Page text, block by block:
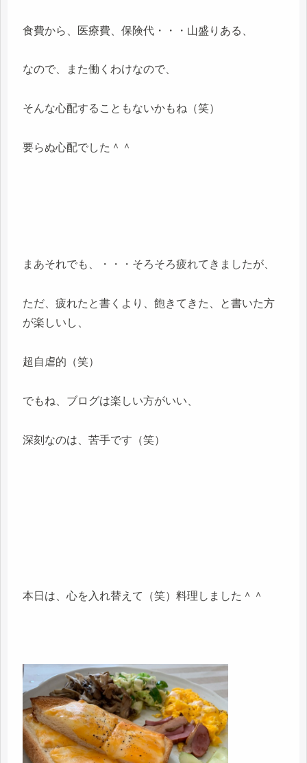
食費から、医療費、保険代・・・山盛りある、
なので、また働くわけなので、
そんな心配することもないかもね（笑）
要らぬ心配でした＾＾
まあそれでも、・・・そろそろ疲れてきましたが、
ただ、疲れたと書くより、飽きてきた、と書いた方
が楽しいし、
超自虐的（笑）
でもね、ブログは楽しい方がいい、
深刻なのは、苦手です（笑）
本日は、心を入れ替えて（笑）料理しました＾＾